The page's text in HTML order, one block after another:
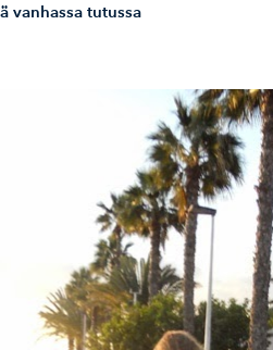
vanhassa tutussa